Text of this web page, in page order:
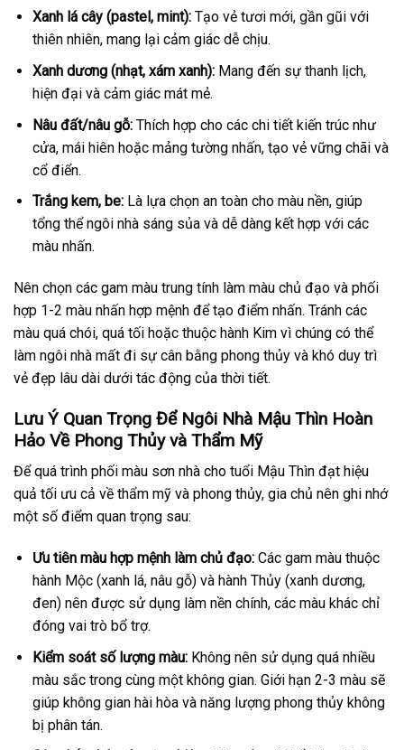
Xanh lá cây (pastel, mint):Tạo vẻ tươi mới, gần gũi với
thiên nhiên, mang lại cảm giác dễ chịu.
Xanh dương (nhạt, xám xanh):Mang đến sự thanh lịch,
hiện đại và cảm giác mát mẻ.
Nâu đất/nâu gỗ:Thích hợp cho các chi tiết kiến trúc như
cửa, mái hiên hoặc mảng tường nhấn, tạo vẻ vững chãi và
cổ điển.
Trắng kem, be:Là lựa chọn an toàn cho màu nền, giúp
tổng thể ngôi nhà sáng sủa và dễ dàng kết hợp với các
màu nhấn.
Nên chọn các gam màu trung tính làm màu chủ đạo và phối
hợp 1-2 màu nhấn hợp mệnh để tạo điểm nhấn. Tránh các
màu quá chói, quá tối hoặc thuộc hành Kim vì chúng có thể
làm ngôi nhà mất đi sự cân bằng phong thủy và khó duy trì
vẻ đẹp lâu dài dưới tác động của thời tiết.
Lưu Ý Quan Trọng Để Ngôi Nhà Mậu Thìn Hoàn
Hảo Về Phong Thủy và Thẩm Mỹ
Để quá trình phối màu sơn nhà cho tuổi Mậu Thìn đạt hiệu
quả tối ưu cả về thẩm mỹ và phong thủy, gia chủ nên ghi nhớ
một số điểm quan trọng sau:
Ưu tiên màu hợp mệnh làm chủ đạo:Các gam màu thuộc
hành Mộc (xanh lá, nâu gỗ) và hành Thủy (xanh dương,
đen) nên được sử dụng làm nền chính, các màu khác chỉ
đóng vai trò bổ trợ.
Kiểm soát số lượng màu:Không nên sử dụng quá nhiều
màu sắc trong cùng một không gian. Giới hạn 2-3 màu sẽ
giúp không gian hài hòa và năng lượng phong thủy không
bị phân tán.